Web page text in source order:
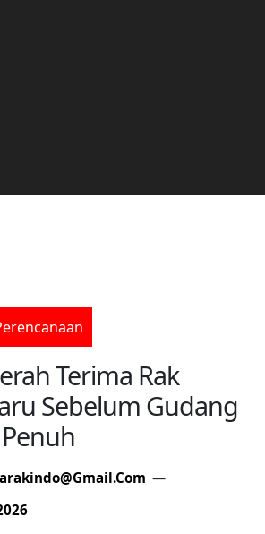
Terima Rak
Sebelum Gudang